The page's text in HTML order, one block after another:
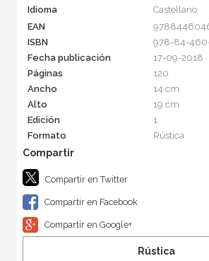
Idioma
Castellano
EAN
ISBN
978-84-
Fecha publicación
17-09-2018
Páginas
120
Ancho
14 cm
Alto
19 cm
Edición
1
Formato
Rústica
Compartir en Twitter
Compartir en Facebook
Compartir en Google+
Rústica